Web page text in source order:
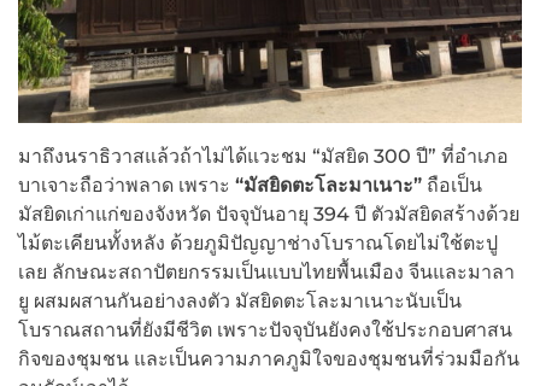
มาถึงนราธิวาสแล้วถ้าไม่ได้แวะชม “มัสยิด 300 ปี” ที่อำเภอ
บาเจาะถือว่าพลาด เพราะ “มัสยิดตะโละมาเนาะ” ถือเป็น
มัสยิดเก่าแก่ของจังหวัด ปัจจุบันอายุ 394 ปี ตัวมัสยิดสร้างด้วย
ไม้ตะเคียนทั้งหลัง ด้วยภูมิปัญญาช่างโบราณโดยไม่ใช้ตะปู
เลย ลักษณะสถาปัตยกรรมเป็นแบบไทยพื้นเมือง จีนและมาลา
ยู ผสมผสานกันอย่างลงตัว มัสยิดตะโละมาเนาะนับเป็น
โบราณสถานที่ยังมีชีวิต เพราะปัจจุบันยังคงใช้ประกอบศาสน
กิจของชุมชน และเป็นความภาคภูมิใจของชุมชนที่ร่วมมือกัน